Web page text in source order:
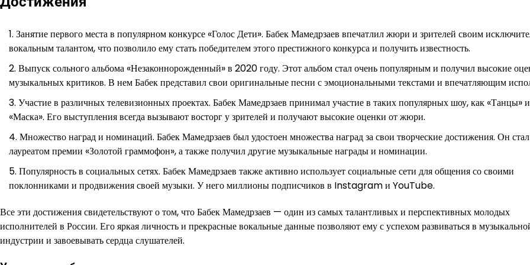
Занятие первого места в популярном конкурсе «Голос Дети». Бабек Мамедрзаев впечатлил жюри и зрителей своим
вокальным талантом, что позволило ему стать победителем этого престижного конкурса и получить известность.
Выпуск сольного альбома «Незаконнорожденный» в 2020 году. Этот альбом стал очень популярным и получил высокие
музыкальных критиков. В нем Бабек представил свои оригинальные песни с эмоциональными текстами и впечатляющим
Участие в различных телевизионных проектах. Бабек Мамедрзаев принимал участие в таких популярных шоу, как «Танцы» и
«Маска». Его выступления всегда вызывают восторг у зрителей и получают высокие оценки от жюри.
Множество наград и номинаций. Бабек Мамедрзаев был удостоен множества наград за свои творческие достижения. Он стал
лауреатом премии «Золотой граммофон», а также получил другие музыкальные награды и номинации.
Популярность в социальных сетях. Бабек Мамедрзаев также активно использует социальные сети для общения со своими
поклонниками и продвижения своей музыки. У него миллионы подписчиков в Instagram и YouTube.
Все эти достижения свидетельствуют о том, что Бабек Мамедрзаев — один из самых талантливых и перспективных молодых
исполнителей в России. Его яркая личность и прекрасные вокальные данные позволяют ему с успехом развиваться в
индустрии и завоевывать сердца слушателей.